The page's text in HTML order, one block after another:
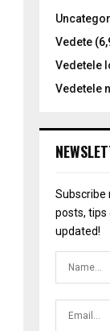
Vedete
Vedetele
Vedetele
Subscribe
posts, tips
updated!